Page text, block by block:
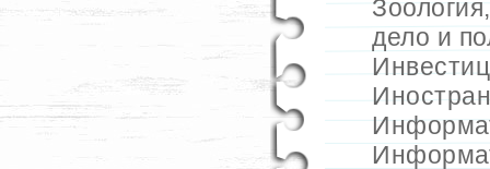
Зоология
дело и